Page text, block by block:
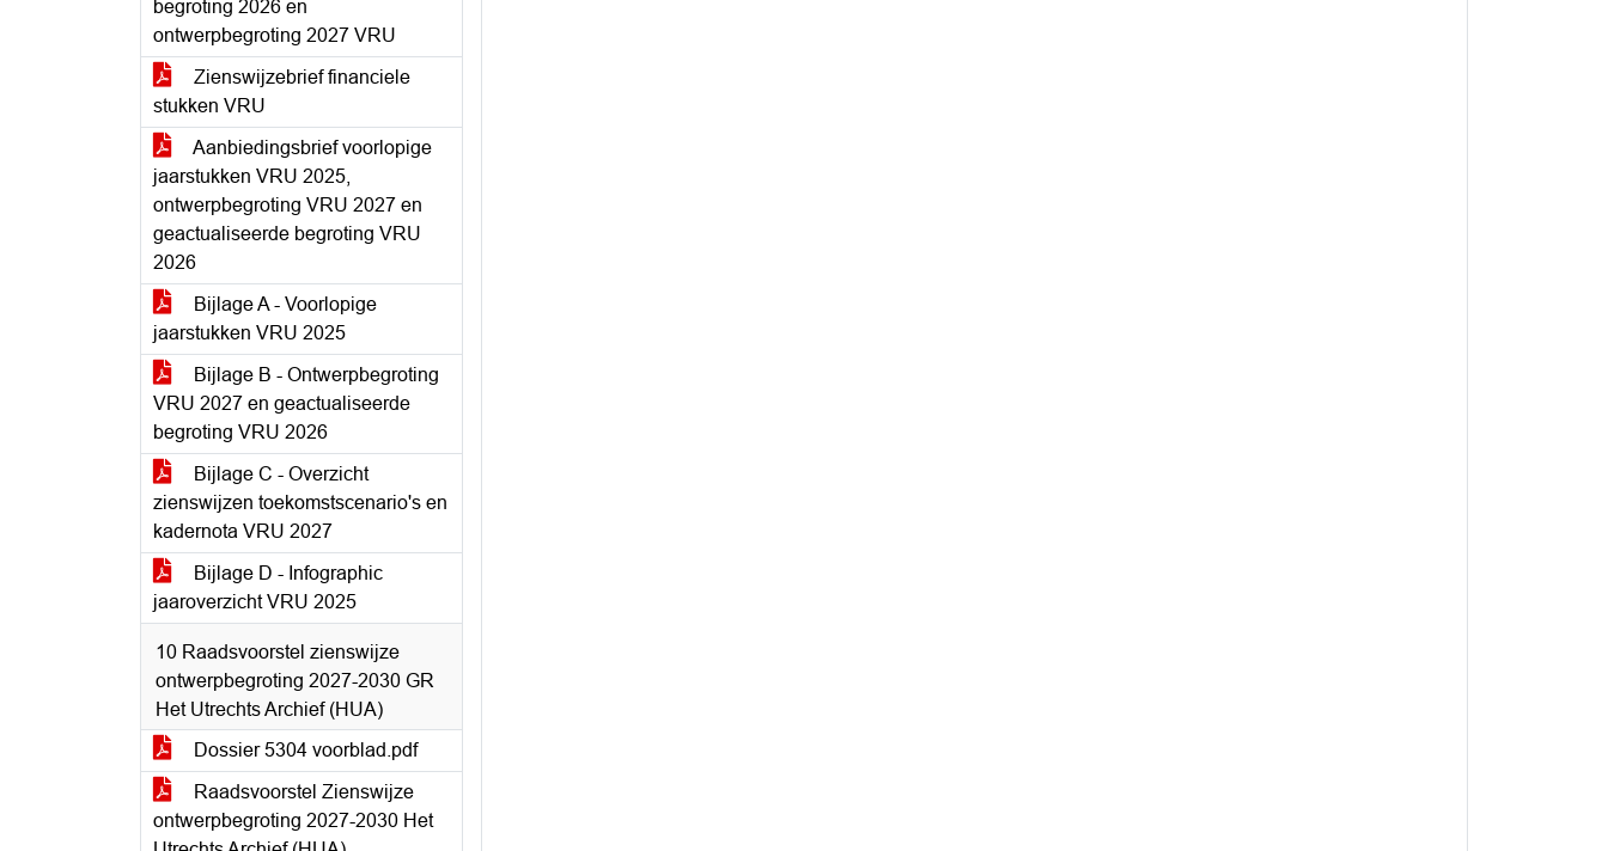
begroting 2026 en
ontwerpbegroting 2027 VRU
Zienswijzebrief financiele
stukken VRU
Aanbiedingsbrief voorlopige
jaarstukken VRU 2025,
ontwerpbegroting VRU 2027 en
geactualiseerde begroting VRU
2026
Bijlage A - Voorlopige
jaarstukken VRU 2025
Bijlage B - Ontwerpbegroting
VRU 2027 en geactualiseerde
begroting VRU 2026
Bijlage C - Overzicht
zienswijzen toekomstscenario's en
kadernota VRU 2027
Bijlage D - Infographic
jaaroverzicht VRU 2025
10 Raadsvoorstel zienswijze
ontwerpbegroting 2027-2030 GR
Het Utrechts Archief (HUA)
Dossier 5304 voorblad.pdf
Raadsvoorstel Zienswijze
ontwerpbegroting 2027-2030 Het